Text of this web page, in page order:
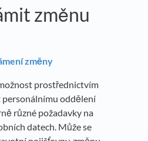
změnu
změny
prostřednictvím
oddělení
různé požadavky na
datech. Může se